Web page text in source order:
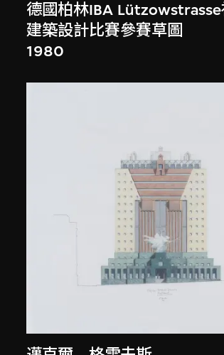
德國柏林IBA
建築設計比賽參賽草圖
1980